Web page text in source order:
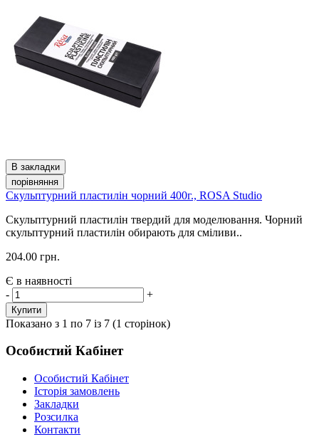
В закладки
порівняння
Скульптурний пластилін чорний 400г., ROSA Studio
Скульптурний пластилін твердий для моделювання. Чорний
скульптурний пластилін обирають для сміливи..
204.00 грн.
Є в наявності
-
+
Купити
Показано з 1 по 7 із 7 (1 сторінок)
Особистий Кабінет
Особистий Кабінет
Історія замовлень
Закладки
Розсилка
Контакти